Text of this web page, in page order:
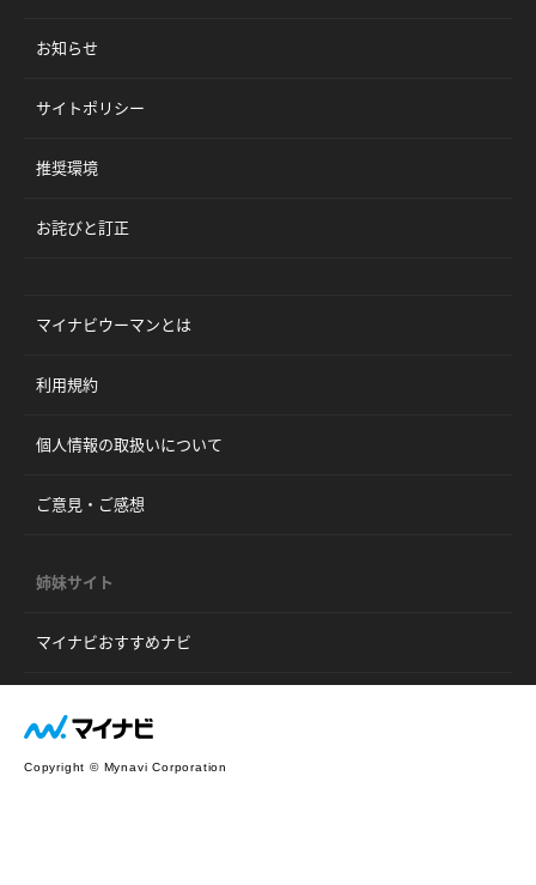
お知らせ
サイトポリシー
推奨環境
お詫びと訂正
マイナビウーマンとは
利用規約
個人情報の取扱いについて
ご意見・ご感想
姉妹サイト
マイナビおすすめナビ
Copyright © Mynavi Corporation